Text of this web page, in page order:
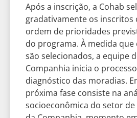
Após a inscrição, a Cohab
gradativamente os inscritos
ordem de prioridades
do programa. À medida que
são selecionados, a equipe
Companhia inicia o
diagnóstico das moradias.
próxima fase consiste na
socioeconômica do setor de